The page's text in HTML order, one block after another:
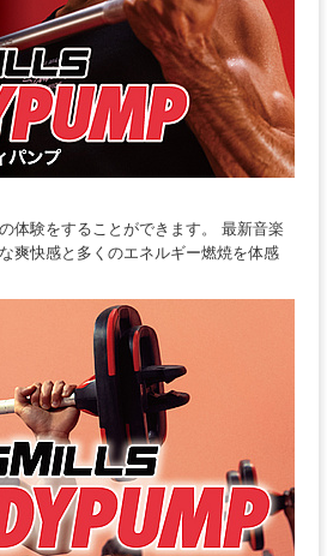
体験をすることができます。 最新音楽
爽快感と多くのエネルギー燃焼を体感